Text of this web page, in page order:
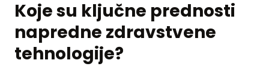
Koje su ključne prednosti
napredne zdravstvene
tehnologije?